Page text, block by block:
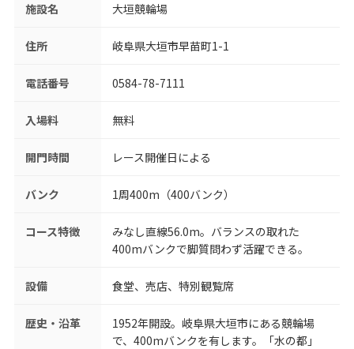
施設名 大垣競輪場
住所 岐阜県大垣市早苗町1-1
電話番号 0584-78-7111
入場料 無料
開門時間 レース開催日による
バンク 1周400m（400バンク）
コース特徴
みなし直線56.0m。バランスの取れた
400mバンクで脚質問わず活躍できる。
設備 食堂、売店、特別観覧席
歴史・沿革
1952年開設。岐阜県大垣市にある競輪場
で、400mバンクを有します。「水の都」